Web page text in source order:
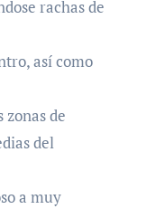
rachas de
así como
de
del
a muy